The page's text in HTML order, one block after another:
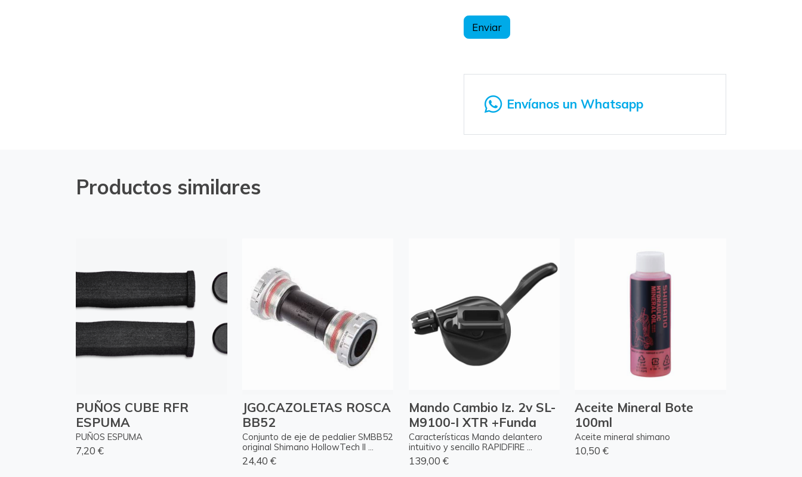
Enviar
Envíanos un Whatsapp
Productos similares
PUÑOS CUBE RFR
ESPUMA
PUÑOS ESPUMA
7,20 €
JGO.CAZOLETAS ROSCA
BB52
Conjunto de eje de pedalier SMBB52
original Shimano HollowTech II ...
24,40 €
Mando Cambio Iz. 2v SL-
M9100-I XTR +Funda
Características Mando delantero
intuitivo y sencillo RAPIDFIRE ...
139,00 €
Aceite Mineral Bote
100ml
Aceite mineral shimano
10,50 €